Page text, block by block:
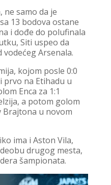
ne samo da je
13 bodova ostane
i dođe do polufinala
Siti uspeo da
Arsenala.
kojom posle 0:0
prvo na Etihadu u
Enca za 1:1
a potom golom
Brajtona u novom
ima i Aston Vila,
drugog mesta,
šampionata.